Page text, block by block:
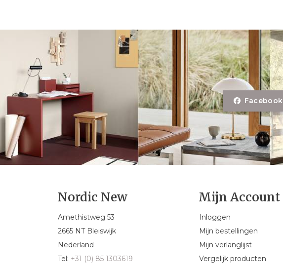
Facebook
Nordic New
Amethistweg 53
2665 NT Bleiswijk
Nederland
Tel: +31 (0) 85 1303619
Mijn Account
Inloggen
Mijn bestellingen
Mijn verlanglijst
Vergelijk producten